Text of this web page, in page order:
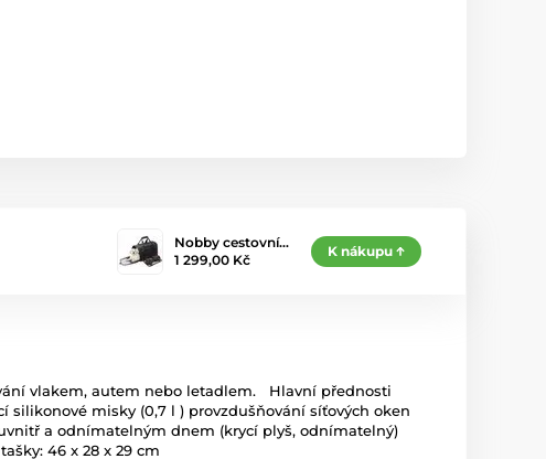
Nobby cestovní…
1 299,00 Kč
K nákupu
vlakem, autem nebo letadlem. Hlavní přednosti
silikonové misky (0,7 l ) provzdušňování síťových oken
a odnímatelným dnem (krycí plyš, odnímatelný)
46 x 28 x 29 cm